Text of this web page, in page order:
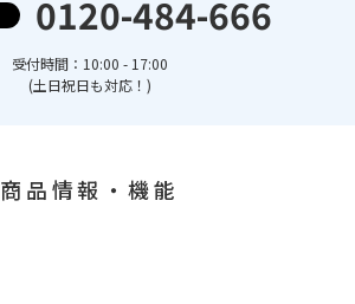
0120-484-666
受付時間：10:00 - 17:00
(土日祝日も対応！)
商品情報・機能